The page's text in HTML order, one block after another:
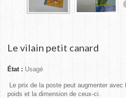
Le vilain petit canard
État : Usagé
Le prix de la poste peut augmenter
poids et la dimension de ceux-ci.